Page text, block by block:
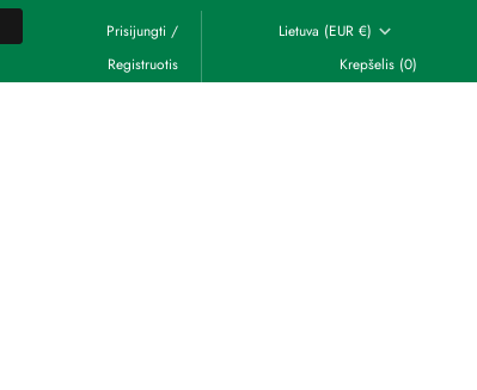
Prisijungti /
Registruotis
Lietuva (EUR €)
Krepšelis (0)